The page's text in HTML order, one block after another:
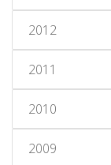
2012
2011
2010
2009